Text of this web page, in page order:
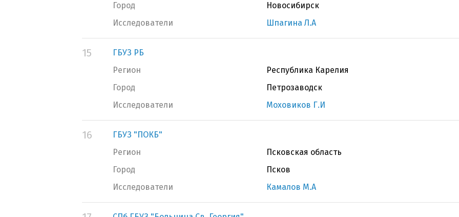
Город
Новосибирск
Исследователи
Шпагина Л.А
15
ГБУЗ РБ
Регион
Республика Карелия
Город
Петрозаводск
Исследователи
Моховиков Г.И
16
ГБУЗ "ПОКБ"
Регион
Псковская область
Город
Псков
Исследователи
Камалов М.А